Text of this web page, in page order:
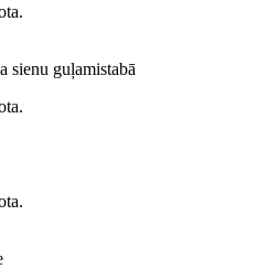
sienu guļamistabā